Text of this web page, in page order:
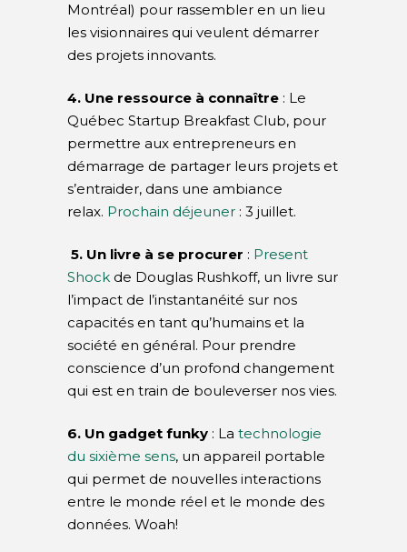
Montréal) pour rassembler en un lieu
les visionnaires qui veulent démarrer
des projets innovants.
4. Une ressource à connaître : Le
Québec Startup Breakfast Club, pour
permettre aux entrepreneurs en
démarrage de partager leurs projets et
s’entraider, dans une ambiance
relax. Prochain déjeuner : 3 juillet.
5. Un livre à se procurer : Present
Shock de Douglas Rushkoff, un livre sur
l’impact de l’instantanéité sur nos
capacités en tant qu’humains et la
société en général. Pour prendre
conscience d’un profond changement
qui est en train de bouleverser nos vies.
6. Un gadget funky : La technologie
du sixième sens, un appareil portable
qui permet de nouvelles interactions
entre le monde réel et le monde des
données. Woah!